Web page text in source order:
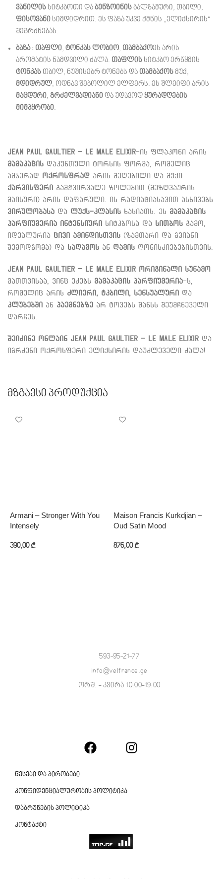
ვანილის სიტკბოთი და ბენზოინის ბალზამური, თბილი,
ფისოვანი სიმდიდრით. ეს ფაზა უკვე ქმნის „ელიქსირის“
შეგრძნებას.
ბაზა : თაფლი, ტონკას ლობიო, თამბაქოეს არის
არომატის ნამდვილი ძალა. თაფლის სიტკბო ერწყმის
ტონკას თბილ, ნუშისებრ ტონებს და თამბაქოს მუქ,
მდიდრულ, ოდნავ შებოლილ ელფერს. ეს შლეიფი არის
მაცდური, გრძელვადიანი და უდავოდ ყურადღების
მიმპყრობი.
Jean Paul Gaultier – Le Male Elixir-ის ფლაკონი არის
მამაკაცის დაკუნთული ტორსის ფორმა, რომელიც
ამჯერად
ოქროსფრად არის შეღებილი და მუქი
ქარვისფერი
გამჭვირვალე ზოლებით (მეზღვაურის
მაისური) არის დაფარული. ის რადიაციასავით ასხივებს
ვირულობასა და ლუქს-კლასის ხასიათს. ეს მამაკაცის
პარფიუმერია
ინტენსიური სიტკბოსა და სითბოს გამო,
იდეალურია ცივი ამინდისთვის (ზამთარი და გვიანი
შემოდგომა) და საღამოს ან ღამის ღონისძიებებისთვის.
Jean Paul Gaultier – Le Male Elixir ორიგინალი სუნამო
მათთვისაა, ვინც ეძებს მამაკაცის პარფიუმერია-ს,
რომელიც არის ძლიერი, ტკბილი, სენსუალური
და
კლუბებში
ან პაემნებზე არ ტოვებს შანსს შეუმჩნეველი
დარჩეს.
შეიძინე ონლაინ Jean Paul Gaultier – Le Male Elixir და
იგრძენი ოქროსფერი ელიქსირის დაუძლეველი ძალა!
Მზგავსი Პროდუქცია
Armani – Stronger With You
Intensely
390,00 ₾
Maison Francis Kurkdjian –
Oud Satin Mood
876,00 ₾
593-95-21-77
info@velfrance.ge
ორშ. - კვირა 10:00-19:00
წესები და პირობები
კონფიდენციალურობის პოლიტიკა
დაბრუნების პოლიტიკა
კონტაქტი